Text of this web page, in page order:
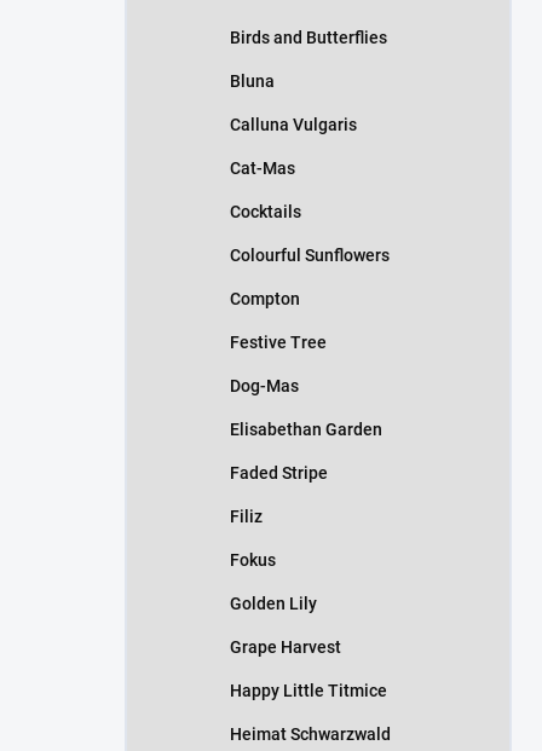
Birds and Butterflies
Bluna
Calluna Vulgaris
Cat-Mas
Cocktails
Colourful Sunflowers
Compton
Festive Tree
Dog-Mas
Elisabethan Garden
Faded Stripe
Filiz
Fokus
Golden Lily
Grape Harvest
Happy Little Titmice
Heimat Schwarzwald